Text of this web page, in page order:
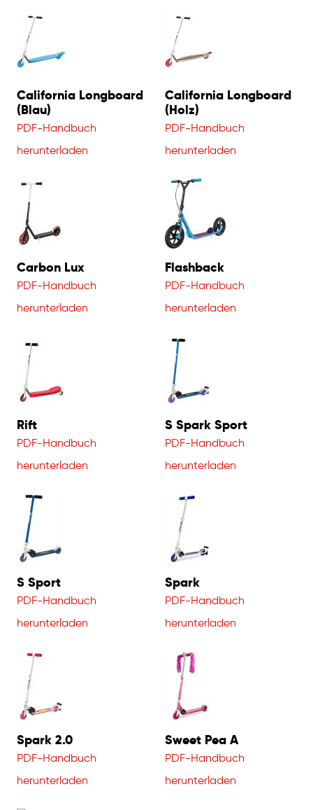
California Longboard
(Blau)
PDF-Handbuch
herunterladen
California Longboard
(Holz)
PDF-Handbuch
herunterladen
Carbon Lux
PDF-Handbuch
herunterladen
Flashback
PDF-Handbuch
herunterladen
Rift
PDF-Handbuch
herunterladen
S Spark Sport
PDF-Handbuch
herunterladen
S Sport
PDF-Handbuch
herunterladen
Spark
PDF-Handbuch
herunterladen
Spark 2.0
PDF-Handbuch
herunterladen
Sweet Pea A
PDF-Handbuch
herunterladen